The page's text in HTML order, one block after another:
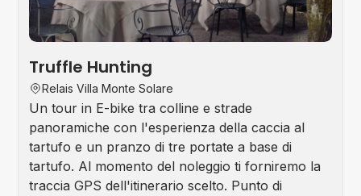
Truffle Hunting
Relais Villa Monte Solare
Un tour in E-bike tra colline e strade
panoramiche con l'esperienza della caccia al
tartufo e un pranzo di tre portate a base di
tartufo. Al momento del noleggio ti forniremo la
traccia GPS dell'itinerario scelto. Punto di